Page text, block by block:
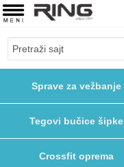
Sprave za vežbanje
Tegovi bučice šipke
Crossfit oprema